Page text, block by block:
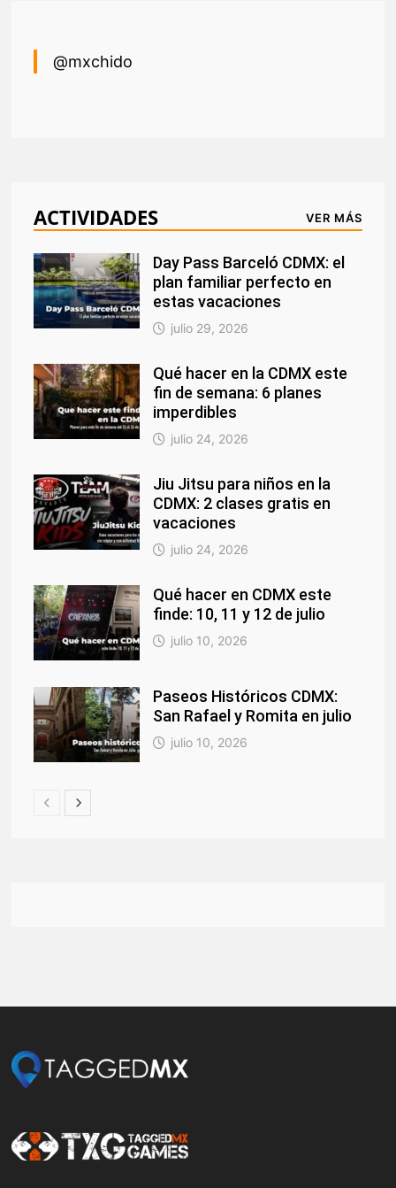
@mxchido
ACTIVIDADES VER MÁS
Day Pass Barceló CDMX: el
plan familiar perfecto en
estas vacaciones
julio 29, 2026
Qué hacer en la CDMX este
fin de semana: 6 planes
imperdibles
julio 24, 2026
Jiu Jitsu para niños en la
CDMX: 2 clases gratis en
vacaciones
julio 24, 2026
Qué hacer en CDMX este
finde: 10, 11 y 12 de julio
julio 10, 2026
Paseos Históricos CDMX:
San Rafael y Romita en julio
julio 10, 2026